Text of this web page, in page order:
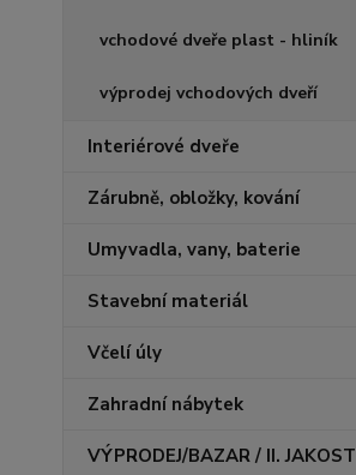
vchodové dveře plast - hliník
výprodej vchodových dveří
Interiérové dveře
Zárubně, obložky, kování
Umyvadla, vany, baterie
Stavební materiál
Včelí úly
Zahradní nábytek
VÝPRODEJ/BAZAR / II. JAKOST